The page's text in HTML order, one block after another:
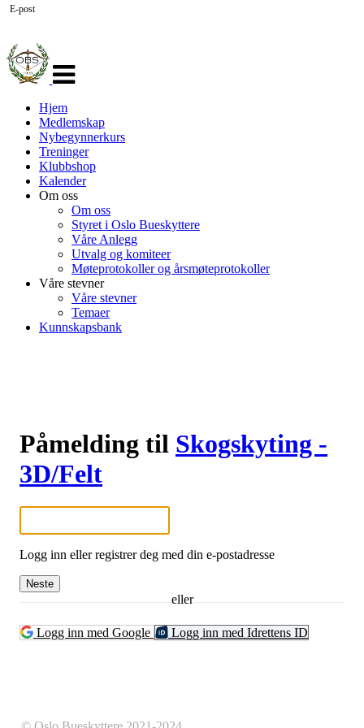
navigasjon
Hjem
Medlemskap
Nybegynnerkurs
Treninger
Klubbshop
Kalender
Om oss
Om oss
Styret i Oslo Bueskyttere
Våre Anlegg
Utvalg og komiteer
Møteprotokoller og årsmøteprotokoller
Våre stevner
Våre stevner
Temaer
Kunnskapsbank
Påmelding til Skogskyting -
3D/Felt
E-post
Logg inn eller registrer deg med din e-postadresse
Neste
eller
Logg inn med Google Logg inn med Idrettens ID